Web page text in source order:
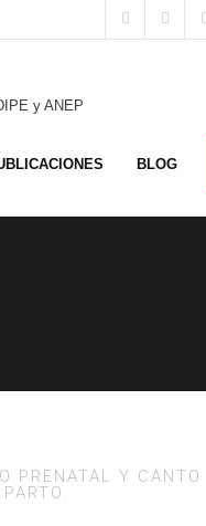
y ANEP
BLOG
PRENATAL Y CANTO